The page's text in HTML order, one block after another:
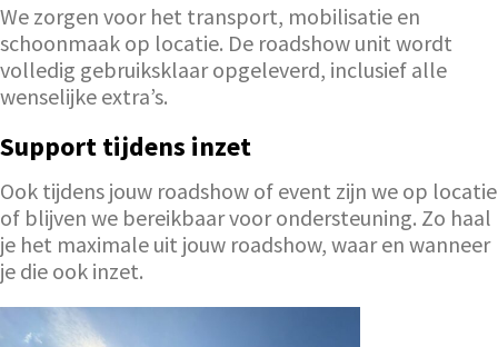
We zorgen voor het transport, mobilisatie en
schoonmaak op locatie. De roadshow unit wordt
volledig gebruiksklaar opgeleverd, inclusief alle
wenselijke extra’s.
Support tijdens inzet
Ook tijdens jouw roadshow of event zijn we op locatie
of blijven we bereikbaar voor ondersteuning. Zo haal
je het maximale uit jouw roadshow, waar en wanneer
je die ook inzet.